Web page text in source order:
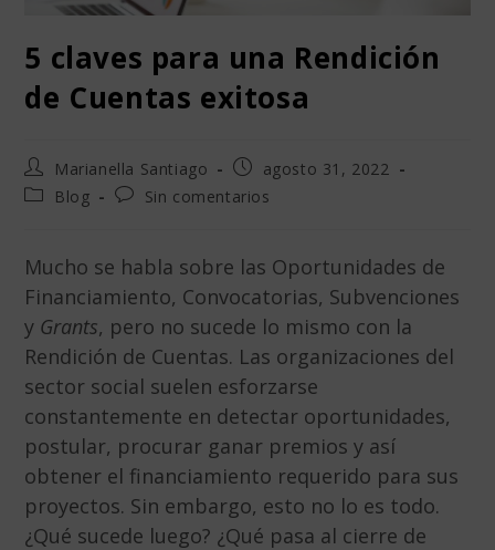
5 claves para una Rendición
de Cuentas exitosa
Marianella Santiago
agosto 31, 2022
Blog
Sin comentarios
Mucho se habla sobre las Oportunidades de
Financiamiento, Convocatorias, Subvenciones
y Grants, pero no sucede lo mismo con la
Rendición de Cuentas. Las organizaciones del
sector social suelen esforzarse
constantemente en detectar oportunidades,
postular, procurar ganar premios y así
obtener el financiamiento requerido para sus
proyectos. Sin embargo, esto no lo es todo.
¿Qué sucede luego? ¿Qué pasa al cierre de